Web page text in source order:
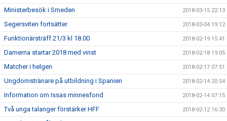
Ministerbesök i Smeden 2018-03-15 22:13
Segersviten fortsätter 2018-03-04 19:12
Funktionärsträff 21/3 kl 18.00 2018-02-19 15:41
Damerna startar 2018 med vinst 2018-02-18 19:05
Matcher i helgen 2018-02-17 07:51
Ungdomstränare på utbildning i Spanien 2018-02-14 20:54
Information om Issas minnesfond 2018-02-14 07:15
Två unga talanger förstärker HFF 2018-02-12 16:30